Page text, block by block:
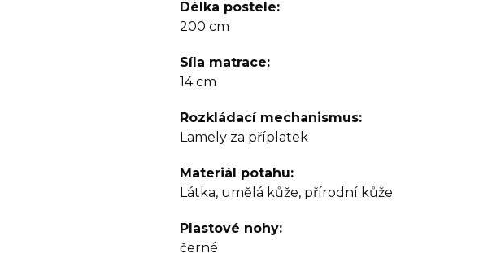
Délka postele
200 cm
Síla matrace
14 cm
Rozkládací mechanismus
Lamely za příplatek
Materiál potahu
Látka, umělá kůže, přírodní kůže
Plastové nohy
černé